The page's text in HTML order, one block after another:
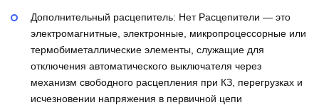
Дополнительный расцепитель: Нет Расцепители — это
электромагнитные, электронные, микропроцессорные или
термобиметаллические элементы, служащие для
отключения автоматического выключателя через
механизм свободного расцепления при КЗ, перегрузках и
исчезновении напряжения в первичной цепи